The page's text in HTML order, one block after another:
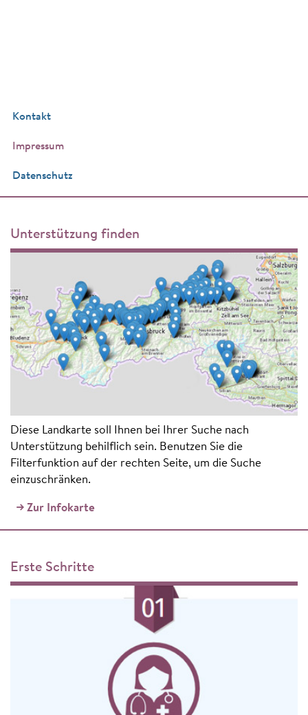
Kontakt
Impressum
Datenschutz
Unterstützung finden
Diese Landkarte soll Ihnen bei Ihrer Suche nach
Unterstützung behilflich sein. Benutzen Sie die
Filterfunktion auf der rechten Seite, um die Suche
einzuschränken.
Zur Infokarte
Erste Schritte